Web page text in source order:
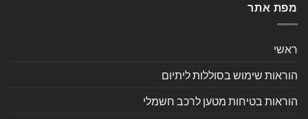
מפת אתר
ראשי
הוראות שימוש בסוללות ליתיום
הוראות בטיחות מטען לרכב חשמלי